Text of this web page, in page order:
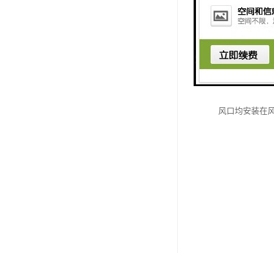
6）试验室体结
2.加热器用不
3.搅拌系统采
4.引线孔可外
5.风道为试验
风口均安装在